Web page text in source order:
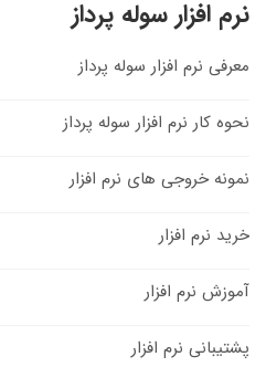
نرم افزار سوله پرداز
معرفی نرم افزار سوله پرداز
نحوه کار نرم افزار سوله پرداز
نمونه خروجی های نرم افزار
خرید نرم افزار
آموزش نرم افزار
پشتیبانی نرم افزار